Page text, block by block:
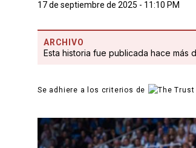
17 de septiembre de 2025 - 11:10 PM
ARCHIVO
Esta historia fue publicada hace más
Se adhiere a los criterios de